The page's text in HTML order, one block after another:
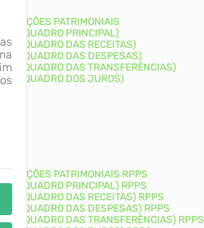
PATRIMONIAIS
(QUADRO PRINCIPAL)
(QUADRO DAS RECEITAS)
(QUADRO DAS DESPESAS)
(QUADRO DAS TRANSFERÊNCIAS)
(QUADRO DOS JUROS)
PATRIMONIAIS RPPS
(QUADRO PRINCIPAL) RPPS
(QUADRO DAS RECEITAS) RPPS
(QUADRO DAS DESPESAS) RPPS
(QUADRO DAS TRANSFERÊNCIAS) RPPS